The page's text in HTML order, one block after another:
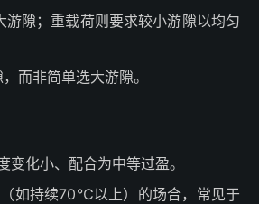
隙；重载荷则要求较小游隙以均匀
而非简单选大游隙。
化小、配合为中等过盈。
如持续70℃以上）的场合，常见于